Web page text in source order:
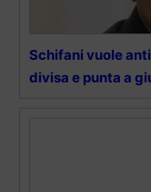
Schifani vuole
divisa e punta a